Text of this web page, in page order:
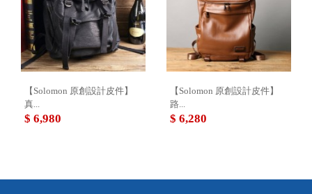
【Solomon 原創設計皮件】
真...
$ 6,980
【Solomon 原創設計皮件】
路...
$ 6,280